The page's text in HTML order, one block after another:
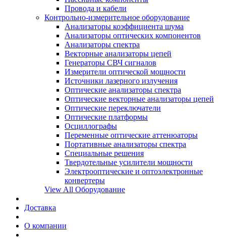
Провода и кабели
Контрольно-измерительное оборудование
Анализаторы коэффициента шума
Анализаторы оптических компонентов
Анализаторы спектра
Векторные анализаторы цепей
Генераторы СВЧ сигналов
Измерители оптической мощности
Источники лазерного излучения
Оптические анализаторы спектра
Оптические векторные анализаторы цепей
Оптические переключатели
Оптические платформы
Осциллографы
Переменные оптические аттенюаторы
Портативные анализаторы спектра
Специальные решения
Твердотельные усилители мощности
Электрооптические и оптоэлектронные
конвертеры
View All Оборудование
Доставка
О компании